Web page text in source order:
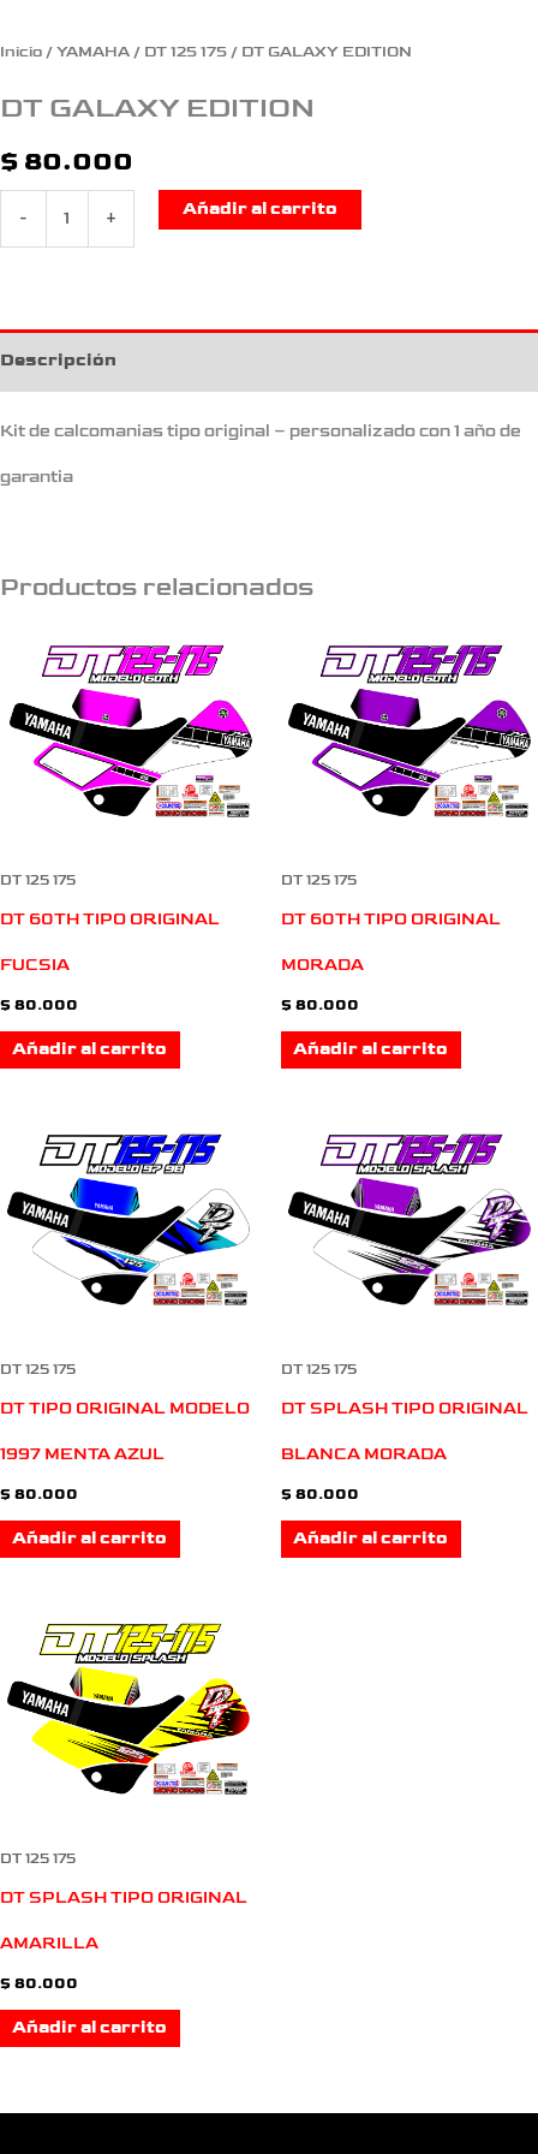
Inicio / YAMAHA / DT 125 175 / DT GALAXY EDITION
DT GALAXY EDITION
$ 80.000
- +
Añadir al carrito
Descripción
Kit de calcomanias tipo original – personalizado con 1 año de
garantia
Productos relacionados
DT 125 175
DT 60TH TIPO ORIGINAL
FUCSIA
$ 80.000
Añadir al carrito
DT 125 175
DT 60TH TIPO ORIGINAL
MORADA
$ 80.000
Añadir al carrito
DT 125 175
DT TIPO ORIGINAL MODELO
1997 MENTA AZUL
$ 80.000
Añadir al carrito
DT 125 175
DT SPLASH TIPO ORIGINAL
BLANCA MORADA
$ 80.000
Añadir al carrito
DT 125 175
DT SPLASH TIPO ORIGINAL
AMARILLA
$ 80.000
Añadir al carrito